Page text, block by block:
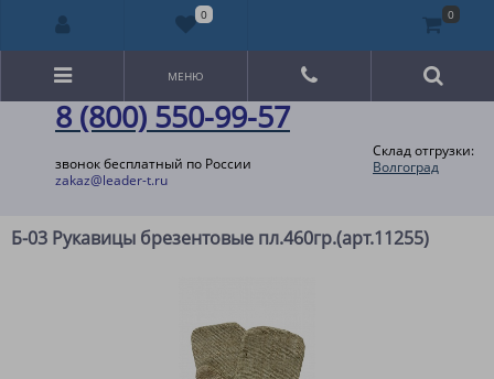
8 (800) 550-99-57
звонок бесплатный по России
zakaz@leader-t.ru
Склад отгрузки:
Волгоград
МЕНЮ
Б-03 Рукавицы брезентовые пл.460гр.(арт.11255)
0 0